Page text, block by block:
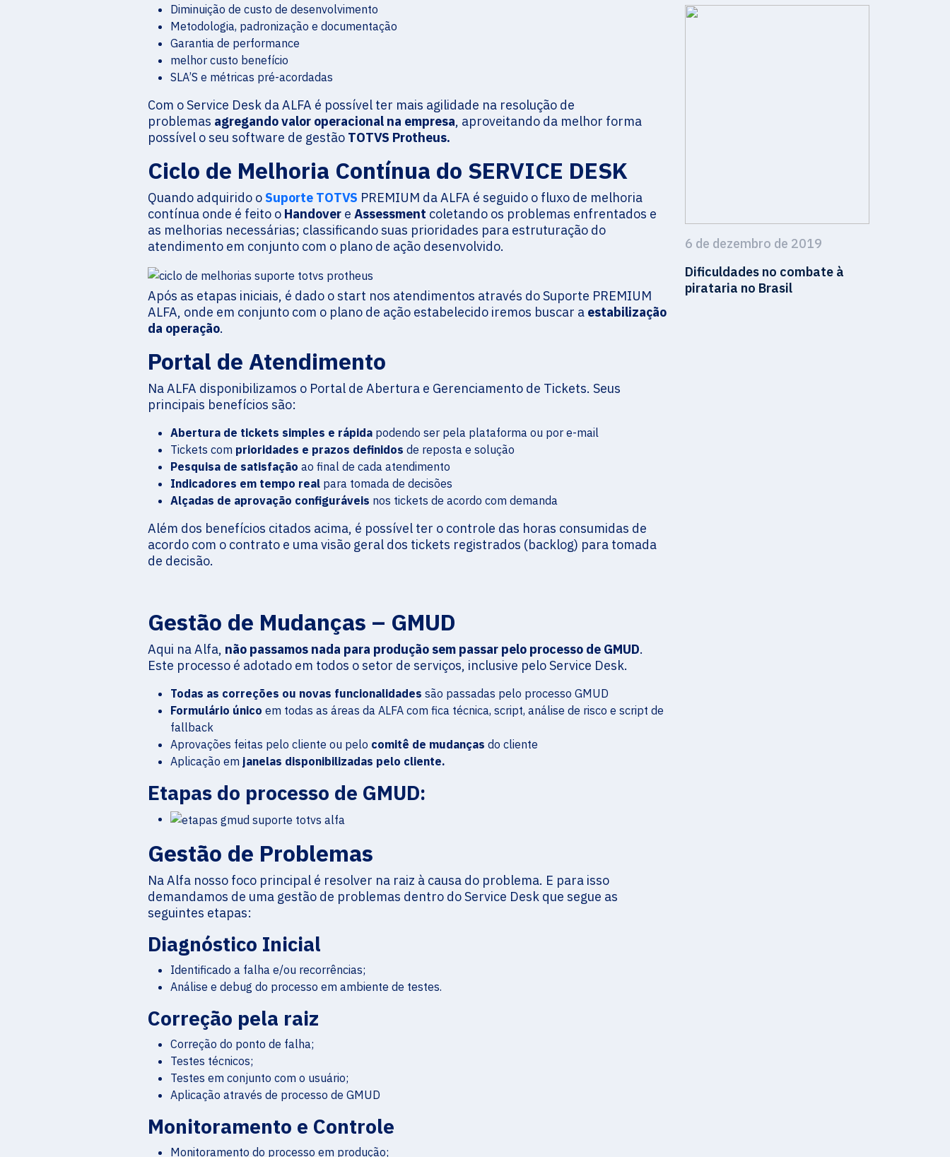
Diminuição de custo de desenvolvimento
Metodologia, padronização e documentação
Garantia de performance
melhor custo benefício
SLA’S e métricas pré-acordadas
Com o Service Desk da ALFA é possível ter mais agilidade na resolução de
problemas agregando valor operacional na empresa, aproveitando da melhor forma
possível o seu software de gestão TOTVS Protheus.
Ciclo de Melhoria Contínua do SERVICE DESK
Quando adquirido oSuporte TOTVS PREMIUM da ALFA é seguido o fluxo de melhoria
contínua onde é feito o Handover e Assessment coletando os problemas enfrentados e
as melhorias necessárias; classificando suas prioridades para estruturação do
atendimento em conjunto com o plano de ação desenvolvido.
Após as etapas iniciais, é dado o start nos atendimentos através do Suporte PREMIUM
ALFA, onde em conjunto com o plano de ação estabelecido iremos buscar a estabilização
da operação.
Portal de Atendimento
Na ALFA disponibilizamos o Portal de Abertura e Gerenciamento de Tickets. Seus
principais benefícios são:
Abertura de tickets simples e rápida podendo ser pela plataforma ou por e-mail
Tickets com prioridades e prazos definidos de reposta e solução
Pesquisa de satisfação ao final de cada atendimento
Indicadores em tempo real para tomada de decisões
Alçadas de aprovação configuráveis nos tickets de acordo com demanda
Além dos benefícios citados acima, é possível ter o controle das horas consumidas de
acordo com o contrato e uma visão geral dos tickets registrados (backlog) para tomada
de decisão.
Gestão de Mudanças – GMUD
Aqui na Alfa, não passamos nada para produção sem passar pelo processo de GMUD.
Este processo é adotado em todos o setor de serviços, inclusive pelo Service Desk.
Todas as correções ou novas funcionalidades são passadas pelo processo GMUD
Formulário único em todas as áreas da ALFA com fica técnica, script, análise de risco e script de
fallback
Aprovações feitas pelo cliente ou pelo comitê de mudanças do cliente
Aplicação em janelas disponibilizadas pelo cliente.
Etapas do processo de GMUD:
Gestão de Problemas
Na Alfa nosso foco principal é resolver na raiz à causa do problema. E para isso
demandamos de uma gestão de problemas dentro do Service Desk que segue as
seguintes etapas:
Diagnóstico Inicial
Identificado a falha e/ou recorrências;
Análise e debug do processo em ambiente de testes.
Correção pela raiz
Correção do ponto de falha;
Testes técnicos;
Testes em conjunto com o usuário;
Aplicação através de processo de GMUD
Monitoramento e Controle
Monitoramento do processo em produção;
6 de dezembro de 2019
Dificuldades no combate à
pirataria no Brasil